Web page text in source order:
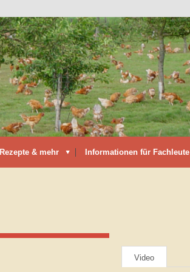
Rezepte & mehr Informationen für Fachleute
Video